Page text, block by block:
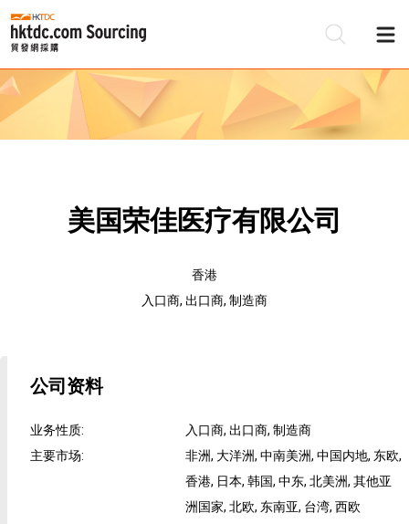
美国荣佳医疗有限公司
香港
入口商, 出口商, 制造商
公司资料
业务性质:
入口商, 出口商, 制造商
主要市场:
非洲, 大洋洲, 中南美洲, 中国内地, 东欧,
香港, 日本, 韩国, 中东, 北美洲, 其他亚
洲国家, 北欧, 东南亚, 台湾, 西欧